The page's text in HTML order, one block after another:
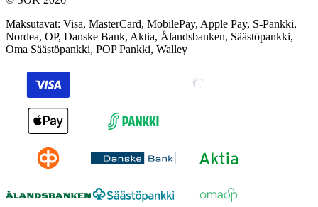
Maksutavat: Visa, MasterCard, MobilePay, Apple Pay, S-Pankki,
Nordea, OP, Danske Bank, Aktia, Ålandsbanken, Säästöpankki,
Oma Säästöpankki, POP Pankki, Walley